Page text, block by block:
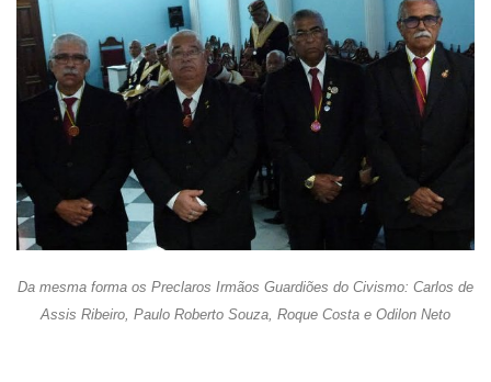
Da mesma forma os Preclaros Irmãos Guardiões do Civismo: Carlos de
Assis Ribeiro, Paulo Roberto Souza, Roque Costa e Odilon Neto